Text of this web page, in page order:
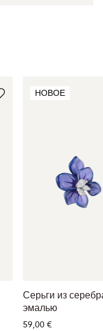
НОВОЕ
Серьги из
эмалью
59,00 €